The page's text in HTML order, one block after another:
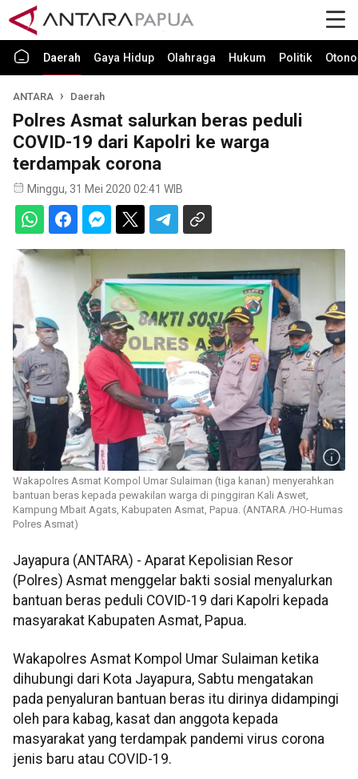
Daerah Gaya Hidup Olahraga Hukum Politik
ANTARA Daerah
Polres Asmat salurkan beras peduli
COVID-19 dari Kapolri ke warga
terdampak corona
Minggu, 31 Mei 2020 02:41 WIB
Wakapolres Asmat Kompol Umar Sulaiman (tiga kanan) menyerahkan
bantuan beras kepada pewakilan warga di pinggiran Kali Aswet,
Kampung Mbait Agats, Kabupaten Asmat, Papua. (ANTARA /HO-Humas
Polres Asmat)
Jayapura (ANTARA) - Aparat Kepolisian Resor
(Polres) Asmat menggelar bakti sosial menyalurkan
bantuan beras peduli COVID-19 dari Kapolri kepada
masyarakat Kabupaten Asmat, Papua.
Wakapolres Asmat Kompol Umar Sulaiman ketika
dihubungi dari Kota Jayapura, Sabtu mengatakan
pada penyaluran bantuan beras itu dirinya didampingi
oleh para kabag, kasat dan anggota kepada
masyarakat yang terdampak pandemi virus corona
jenis baru atau COVID-19.